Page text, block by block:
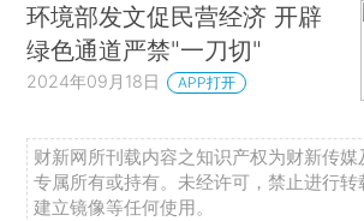
环境部发文促民营经济 开辟
绿色通道严禁"一刀切"
2024年09月18日 APP打开
财新网所刊载内容之知识产权为财新传媒
专属所有或持有。未经许可，禁止进行转
建立镜像等任何使用。